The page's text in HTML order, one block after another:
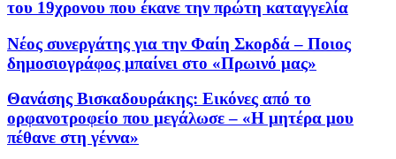
του 19χρονου που έκανε την πρώτη καταγγελία
Νέος συνεργάτης για την Φαίη Σκορδά – Ποιος
δημοσιογράφος μπαίνει στο «Πρωινό μας»
Θανάσης Βισκαδουράκης: Εικόνες από το
ορφανοτροφείο που μεγάλωσε – «Η μητέρα μου
πέθανε στη γέννα»